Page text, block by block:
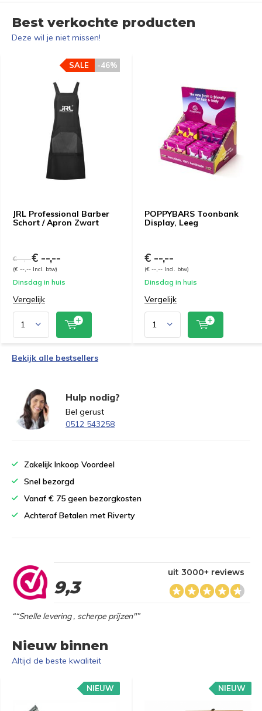
Best verkochte producten
Deze wil je niet missen!
JRL Professional Barber
Schort / Apron Zwart
-46%
SALE
€ --,--€ --,--
(€ --,-- Incl. btw)
Dinsdag in huis
Vergelijk
POPPYBARS Toonbank
Display, Leeg
€ --,--
(€ --,-- Incl. btw)
Dinsdag in huis
Vergelijk
Bekijk alle bestsellers
Hulp nodig?
Bel gerust
0512 543258
Zakelijk Inkoop Voordeel
Snel bezorgd
Vanaf € 75 geen bezorgkosten
Achteraf Betalen met Riverty
9,3
uit 3000+ reviews
““Snelle levering , scherpe prijzen"”
Nieuw binnen
Altijd de beste kwaliteit
NIEUW NIEUW